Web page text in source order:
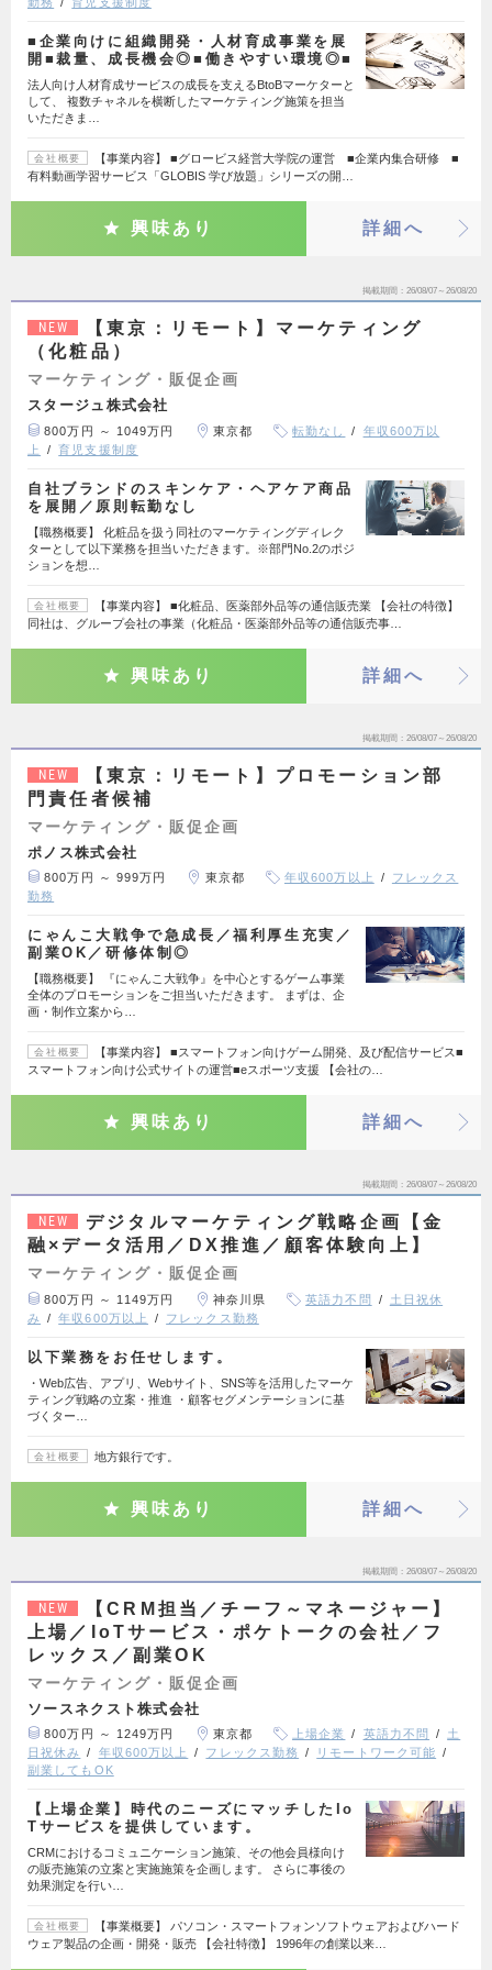
■企業向けに組織開発・人材育成事業を展
開■裁量、成長機会◎■働きやすい環境◎■
法人向け人材育成サービスの成長を支えるBtoBマーケターと
して、 複数チャネルを横断したマーケティング施策を担当
いただきま…
会社概要
【事業内容】 ■グロービス経営大学院の運営 ■企業内集合研修 ■
有料動画学習サービス「GLOBIS 学び放題」シリーズの開…
興味あり 詳細へ
掲載期間 26/08/07～26/08/20
NEW
【東京：リモート】マーケティング
（化粧品）
マーケティング・販促企画
スタージュ株式会社
800万円 ～ 1049万円 東京都 転勤なし
年収600万以
上
育児支援制度
自社ブランドのスキンケア・ヘアケア商品
を展開／原則転勤なし
【職務概要】 化粧品を扱う同社のマーケティングディレク
ターとして以下業務を担当いただきます。※部門No.2のポジ
ションを想…
会社概要
【事業内容】 ■化粧品、医薬部外品等の通信販売業 【会社の特徴】
同社は、グループ会社の事業（化粧品・医薬部外品等の通信販売事…
興味あり 詳細へ
掲載期間 26/08/07～26/08/20
NEW
【東京：リモート】プロモーション部
門責任者候補
マーケティング・販促企画
ポノス株式会社
800万円 ～ 999万円 東京都 年収600万以上
フレックス
勤務
にゃんこ大戦争で急成長／福利厚生充実／
副業OK／研修体制◎
【職務概要】 『にゃんこ大戦争』を中心とするゲーム事業
全体のプロモーションをご担当いただきます。 まずは、企
画・制作立案から…
会社概要
【事業内容】 ■スマートフォン向けゲーム開発、及び配信サービス■
スマートフォン向け公式サイトの運営■eスポーツ支援 【会社の…
興味あり 詳細へ
掲載期間 26/08/07～26/08/20
NEW
デジタルマーケティング戦略企画【金
融×データ活用／DX推進／顧客体験向上】
マーケティング・販促企画
800万円 ～ 1149万円 神奈川県 英語力不問
土日祝休
み
年収600万以上 フレックス勤務
以下業務をお任せします。
・Web広告、アプリ、Webサイト、SNS等を活用したマーケ
ティング戦略の立案・推進 ・顧客セグメンテーションに基
づくター…
会社概要 地方銀行です。
興味あり 詳細へ
掲載期間 26/08/07～26/08/20
NEW
【CRM担当／チーフ～マネージャー】
上場／IoTサービス・ポケトークの会社／フ
レックス／副業OK
マーケティング・販促企画
ソースネクスト株式会社
800万円 ～ 1249万円 東京都 上場企業 英語力不問
土
日祝休み
年収600万以上 フレックス勤務
リモートワーク可能
副業してもOK
【上場企業】時代のニーズにマッチしたIo
Tサービスを提供しています。
CRMにおけるコミュニケーション施策、その他会員様向け
の販売施策の立案と実施施策を企画します。 さらに事後の
効果測定を行い…
会社概要
【事業概要】 パソコン・スマートフォンソフトウェアおよびハード
ウェア製品の企画・開発・販売 【会社特徴】 1996年の創業以来…